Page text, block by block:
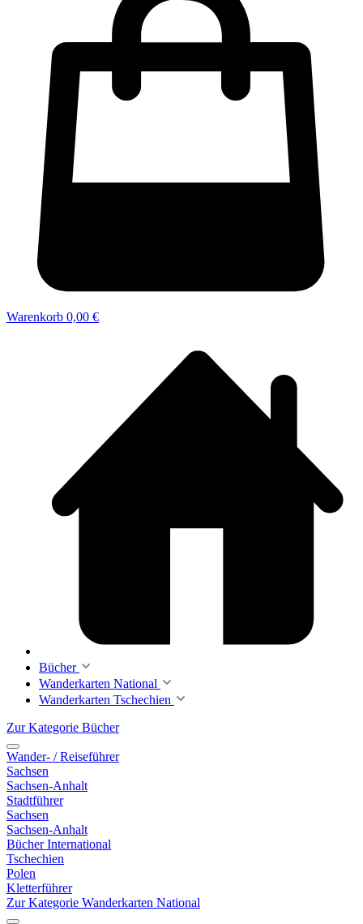
Warenkorb 0,00 €
Bücher
Wanderkarten National
Wanderkarten Tschechien
Zur Kategorie Bücher
Wander- / Reiseführer
Sachsen
Sachsen-Anhalt
Stadtführer
Sachsen
Sachsen-Anhalt
Bücher International
Tschechien
Polen
Kletterführer
Zur Kategorie Wanderkarten National